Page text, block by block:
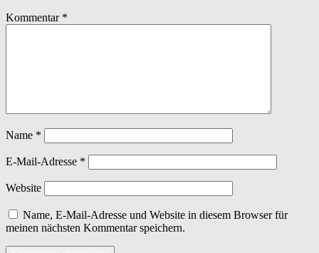
Kommentar *
Name *
E-Mail-Adresse *
Website
Name, E-Mail-Adresse und Website in diesem Browser für
meinen nächsten Kommentar speichern.